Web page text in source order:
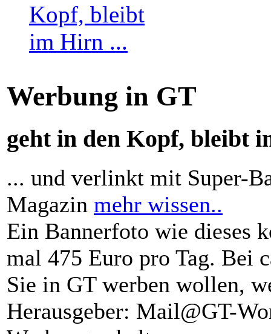
Werbung in GT
geht in den Kopf, bleibt
... und verlinkt mit Super-
Magazin mehr wissen..
Ein Bannerfoto wie dieses
mal 475 Euro pro Tag. Bei
Sie in GT werben wollen,
Herausgeber: Mail@GT-